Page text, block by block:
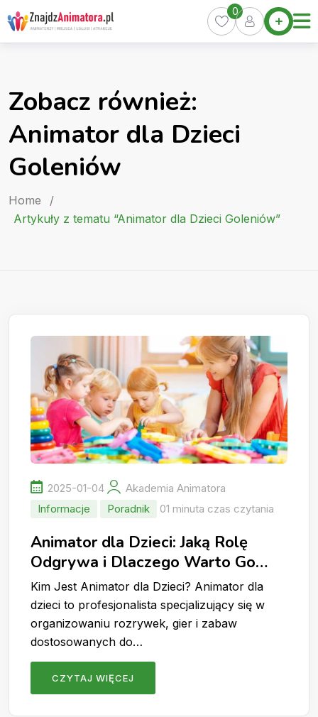
Skip
to
content
Home
Oferty
Kurs
0
Zobacz również:
Animator dla Dzieci
Goleniów
Home
/
Artykuły z tematu “Animator dla Dzieci Goleniów”
2025-01-04
Akademia Animatora
Informacje
Poradnik 01 minuta czas czytania
Animator dla Dzieci: Jaką Rolę
Odgrywa i Dlaczego Warto Go
Wynająć?
Kim Jest Animator dla Dzieci? Animator dla
dzieci to profesjonalista specjalizujący się w
organizowaniu rozrywek, gier i zabaw
dostosowanych do…
CZYTAJ WIĘCEJ